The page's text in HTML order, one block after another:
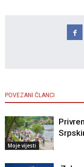
POVEZANI ČLANCI
Moje vijesti